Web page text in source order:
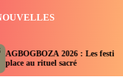
2026 : Les festivités
sacré